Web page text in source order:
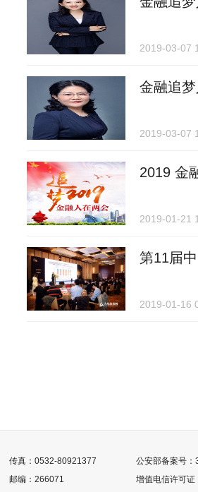
2019-03-07
金融追
2019-03-07
2019 金
2019-01-21
第11届
2019-01-16
传真：0532-80921377
公安部备案号
邮编：266071 增值电信许可